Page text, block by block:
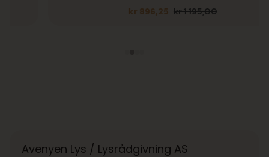
kr1 195,00
Opprinnelig
896,25 Nåværende
Avenyen Lys / Lysrådgivning AS